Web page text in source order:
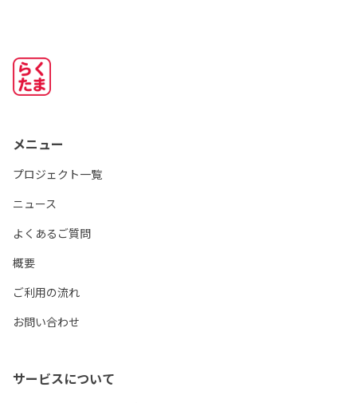
メニュー
プロジェクト一覧
ニュース
よくあるご質問
概要
ご利用の流れ
お問い合わせ
サービスについて